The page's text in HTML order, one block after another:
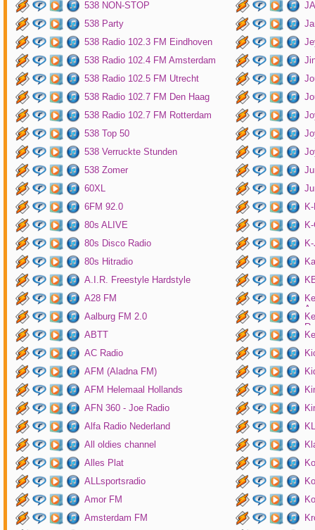
538 NON-STOP
538 Party
538 Radio 102.3 FM Eindhoven
538 Radio 102.4 FM Amsterdam
538 Radio 102.5 FM Utrecht
538 Radio 102.7 FM Den Haag
538 Radio 102.7 FM Rotterdam
538 Top 50
538 Verruckte Stunden
538 Zomer
60XL
6FM 92.0
80s ALIVE
80s Disco Radio
80s Hitradio
A.I.R. Freestyle Hardstyle
A28 FM
Aalburg FM 2.0
ABTT
AC Radio
AFM (Aladna FM)
AFM Helemaal Hollands
AFN 360 - Joe Radio
Alfa Radio Nederland
All oldies channel
Alles Plat
ALLsportsradio
Amor FM
Amsterdam FM